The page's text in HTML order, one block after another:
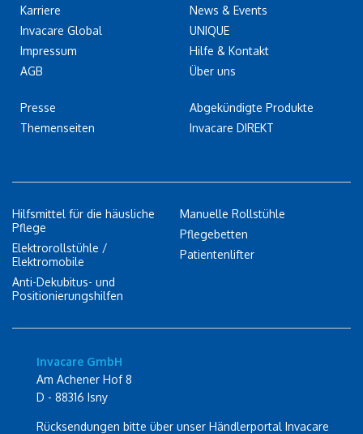
Karriere
Invacare Global
Impressum
AGB
Presse
Themenseiten
News & Events
UNIQUE
Hilfe & Kontakt
Über uns
Abgekündigte Produkte
Invacare DIREKT
Hilfsmittel für die häusliche
Pflege
Elektrorollstühle /
Elektromobile
Anti-Dekubitus- und
Positionierungshilfen
Manuelle Rollstühle
Pflegebetten
Patientenlifter
Invacare GmbH
Am Achener Hof 8
D - 88316 Isny
Rücksendungen bitte über unser Händlerportal Invacare